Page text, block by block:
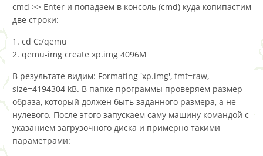
cmd >> Enter и попадаем в консоль (cmd) куда копипастим
две строки:
1. cd C:/qemu
2. qemu-img create xp.img 4096M
В результате видим: Formating 'xp.img', fmt=raw,
size=4194304 kB. В папке программы проверяем размер
образа, который должен быть заданного размера, а не
нулевого. После этого запускаем саму машину командой с
указанием загрузочного диска и примерно такими
параметрами: